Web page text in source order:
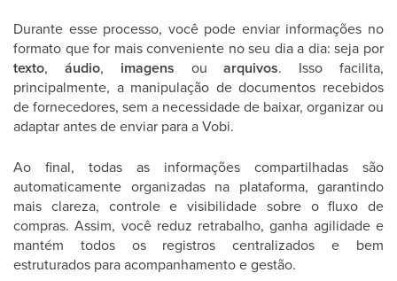
Durante esse processo, você pode enviar informações no
formato que for mais conveniente no seu dia a dia: seja por
texto, áudio, imagens ouarquivos. Isso facilita,
principalmente, a manipulação de documentos recebidos
de fornecedores, sem a necessidade de baixar, organizar ou
adaptar antes de enviar para a Vobi.
Ao final, todas as informações compartilhadas são
automaticamente organizadas na plataforma, garantindo
mais clareza, controle e visibilidade sobre o fluxo de
compras. Assim, você reduz retrabalho, ganha agilidade e
mantém todos os registros centralizados e bem
estruturados para acompanhamento e gestão.